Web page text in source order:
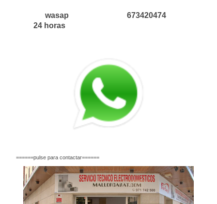
wasap 673420474
24 horas
======pulse para contactar======